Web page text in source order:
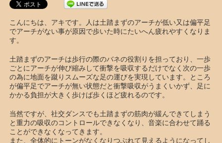
こんにちは、アキです。人は土踏まずのアーチが低い又は偏平足
でアーチがない事が原因で歩いた時にたいへん疲れやすくなりま
す。
土踏まずのアーチは歩行の際のバネの役割りを担っており、一歩
ごとにアーチが伸び縮みして衝撃を吸収するだけでなく次の一歩
の為に地面を蹴りスムーズな足の運びを実現しています。ところ
が偏平足でアーチが無い状態だと衝撃吸収がうまくいかず、足に
かかる負担が大きく歩けば歩くほど疲れるのです。
当然ですが、社交ダンスでも土踏まずの筋肉が緩んできてしまう
と重力の吸収のコントロールできなくなり、音楽に合わせて踊る
ことができなくなってきます。
また、全体的にトーンがなくなりつぶれて見えるようになってし